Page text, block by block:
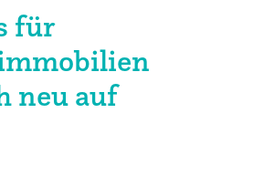
für
neu auf​
+ Sicherheit